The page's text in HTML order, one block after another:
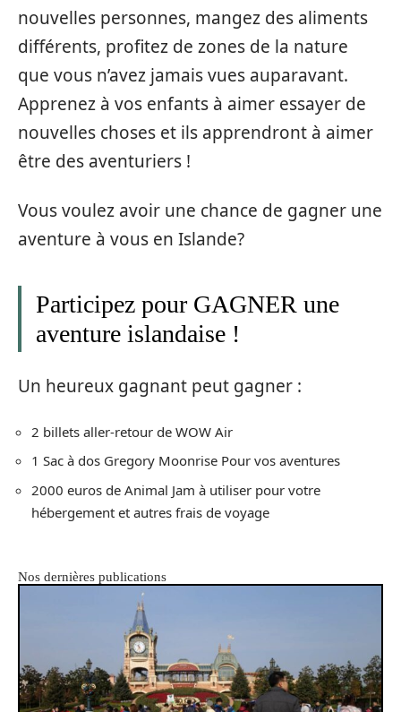
nouvelles personnes, mangez des aliments
différents, profitez de zones de la nature
que vous n’avez jamais vues auparavant.
Apprenez à vos enfants à aimer essayer de
nouvelles choses et ils apprendront à aimer
être des aventuriers !
Vous voulez avoir une chance de gagner une
aventure à vous en Islande?
Participez pour GAGNER une
aventure islandaise !
Un heureux gagnant peut gagner :
2 billets aller-retour de WOW Air
1 Sac à dos Gregory Moonrise Pour vos aventures
2000 euros de Animal Jam à utiliser pour votre
hébergement et autres frais de voyage
Nos dernières publications